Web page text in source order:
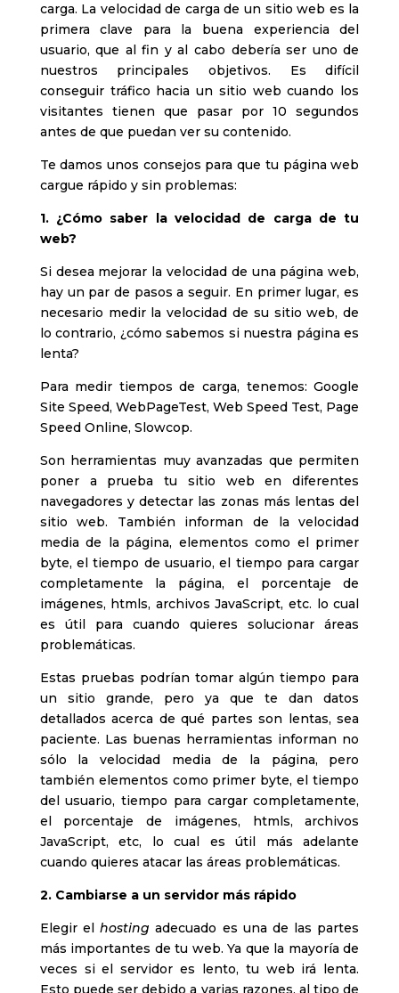
carga. La velocidad de carga de un sitio web es la
primera clave para la buena experiencia del
usuario, que al fin y al cabo debería ser uno de
nuestros principales objetivos. Es difícil
conseguir tráfico hacia un sitio web cuando los
visitantes tienen que pasar por 10 segundos
antes de que puedan ver su contenido.
Te damos unos consejos para que tu página web
cargue rápido y sin problemas:
1. ¿Cómo saber la velocidad de carga de tu
web?
Si desea mejorar la velocidad de una página web,
hay un par de pasos a seguir. En primer lugar, es
necesario medir la velocidad de su sitio web, de
lo contrario, ¿cómo sabemos si nuestra página es
lenta?
Para medir tiempos de carga, tenemos: Google
Site Speed, WebPageTest, Web Speed Test, Page
Speed Online, Slowcop.
Son herramientas muy avanzadas que permiten
poner a prueba tu sitio web en diferentes
navegadores y detectar las zonas más lentas del
sitio web. También informan de la velocidad
media de la página, elementos como el primer
byte, el tiempo de usuario, el tiempo para cargar
completamente la página, el porcentaje de
imágenes, htmls, archivos JavaScript, etc. lo cual
es útil para cuando quieres solucionar áreas
problemáticas.
Estas pruebas podrían tomar algún tiempo para
un sitio grande, pero ya que te dan datos
detallados acerca de qué partes son lentas, sea
paciente. Las buenas herramientas informan no
sólo la velocidad media de la página, pero
también elementos como primer byte, el tiempo
del usuario, tiempo para cargar completamente,
el porcentaje de imágenes, htmls, archivos
JavaScript, etc, lo cual es útil más adelante
cuando quieres atacar las áreas problemáticas.
2. Cambiarse a un servidor más rápido
Elegir elhosting adecuado es una de las partes
más importantes de tu web. Ya que la mayoría de
veces si el servidor es lento, tu web irá lenta.
Esto puede ser debido a varias razones, al tipo de